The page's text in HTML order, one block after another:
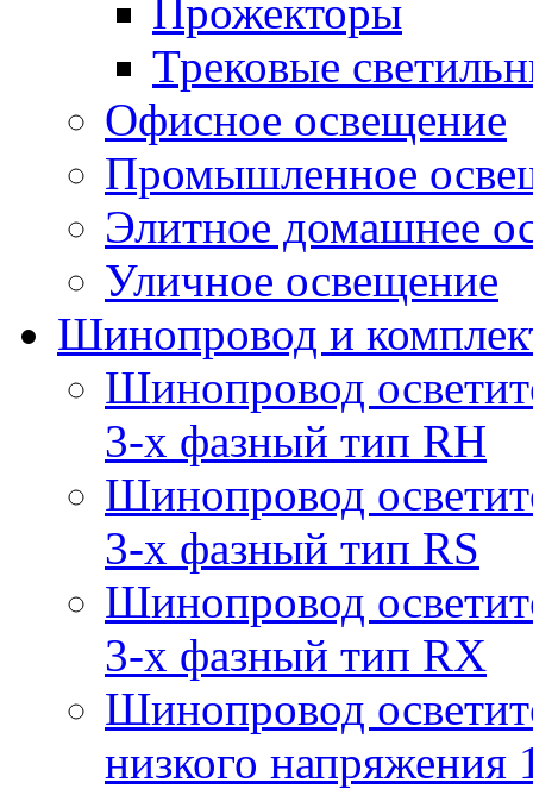
Прожекторы
Трековые
Офисное освещение
Промышленное
Элитное домашнее
Уличное освещение
Шинопровод и
Шинопровод
3-х фазный тип RH
Шинопровод
3-х фазный тип RS
Шинопровод
3-х фазный тип RX
Шинопровод
низкого напряжения